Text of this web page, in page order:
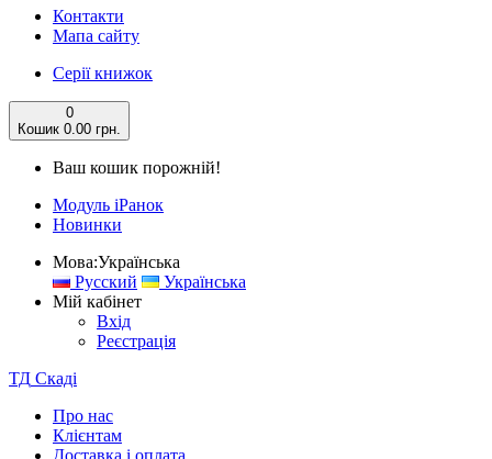
Контакти
Мапа сайту
Серії книжок
0
Кошик 0.00 грн.
Ваш кошик порожній!
Модуль iРанок
Новинки
Мова:Українська
Русский
Українська
Мій кабінет
Вхід
Реєстрація
ТД Скаді
Про нас
Клієнтам
Доставка і оплата